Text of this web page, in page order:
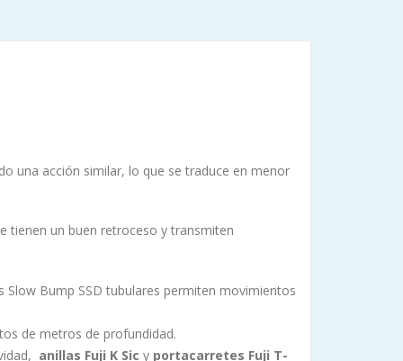
una acción similar, lo que se traduce en menor
tienen un buen retroceso y transmiten
Slow Bump SSD tubulares permiten movimientos
de metros de profundidad.
anillas Fuji K Sic y portacarretes Fuji T-